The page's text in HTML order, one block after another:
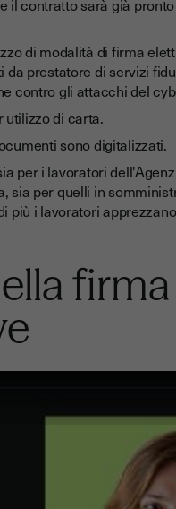
di modalità di firma
prestatore di servizi
contro gli attacchi del
di carta.
sono digitalizzati.
per i lavoratori
sia per quelli in
più i lavoratori